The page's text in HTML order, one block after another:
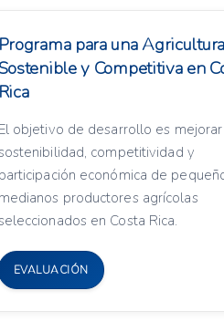
para una Agricultura
y Competitiva en
objetivo de desarrollo es mejorar
competitividad y
económica de
productores agrícolas
en Costa Rica.
EVALUACIÓN